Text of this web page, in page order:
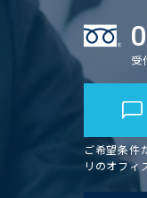
受
ご希望条件
リのオフィ